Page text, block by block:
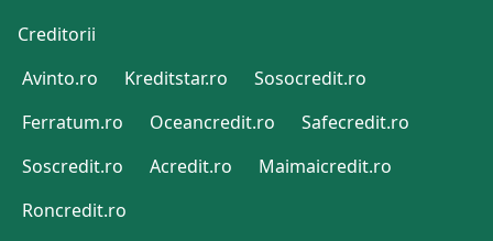
Creditorii
Avinto.ro
Kreditstar.ro
Sosocredit.ro
Ferratum.ro
Oceancredit.ro
Safecredit.ro
Soscredit.ro
Acredit.ro
Maimaicredit.ro
Roncredit.ro